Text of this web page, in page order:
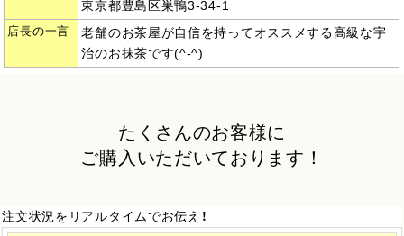
東京都豊島区巣鴨3-34-1
店長の一言
老舗のお茶屋が自信を持ってオススメする高級な宇
治のお抹茶です(^-^)
たくさんのお客様に
ご購入いただいております！
注文状況をリアルタイムでお伝え！